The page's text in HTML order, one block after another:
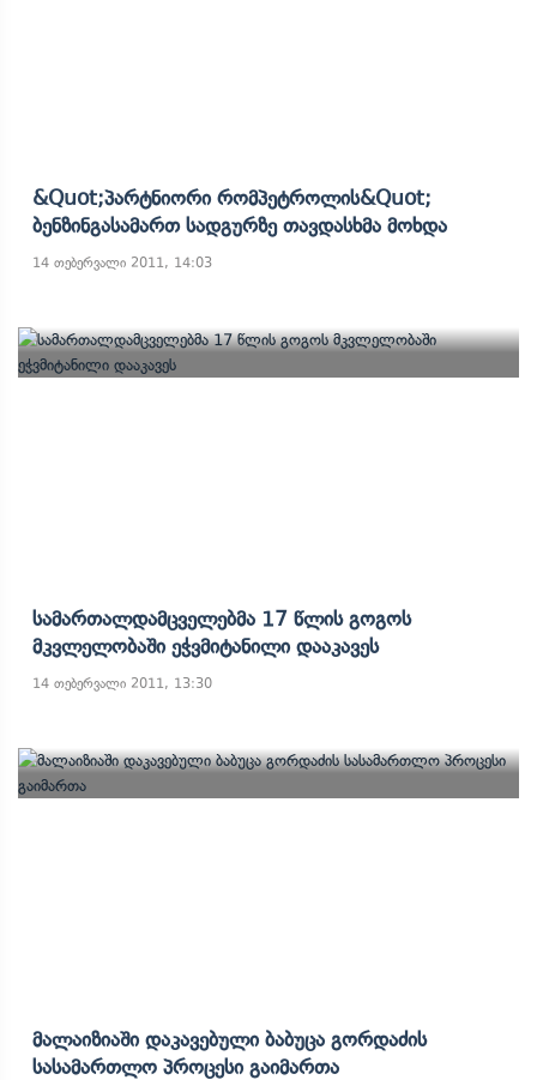
&quot;პარტნიორი Რომპეტროლის&quot;
Ბენზინგასამართ Სადგურზე Თავდასხმა Მოხდა
14 თებერვალი 2011, 14:03
Სამართალდამცველებმა 17 Წლის Გოგოს
Მკვლელობაში Ეჭვმიტანილი Დააკავეს
14 თებერვალი 2011, 13:30
Მალაიზიაში Დაკავებული Ბაბუცა Გორდაძის
Სასამართლო Პროცესი Გაიმართა